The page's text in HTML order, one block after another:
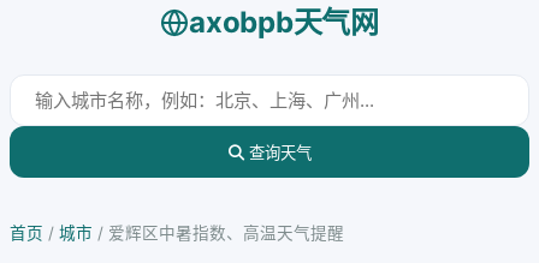
axobpb天气网
查询天气
首页 / 城市 / 爱辉区中暑指数、高温天气提醒